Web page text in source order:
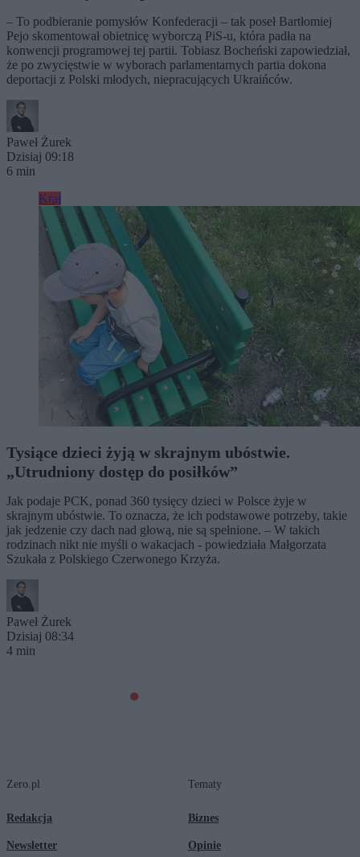
– To podbieranie pomysłów Konfederacji – tak poseł Bartłomiej
Pejo skomentował obietnicę wyborczą PiS-u, która padła na
konwencji programowej tej partii. Tobiasz Bocheński zapowiedział,
że po zwycięstwie w wyborach parlamentarnych partia dokona
deportacji z Polski młodych, niepracujących Ukraińców.
Paweł Żurek
Dzisiaj 09:18
6 min
Kraj
Tysiące dzieci żyją w skrajnym ubóstwie.
„Utrudniony dostęp do posiłków”
Jak podaje PCK, ponad 360 tysięcy dzieci w Polsce żyje w
skrajnym ubóstwie. To oznacza, że ich podstawowe potrzeby, takie
jak jedzenie czy dach nad głową, nie są spełnione. – W takich
rodzinach nikt nie myśli o wakacjach - powiedziała Małgorzata
Szukała z Polskiego Czerwonego Krzyża.
Paweł Żurek
Dzisiaj 08:34
4 min
Zero.pl
Redakcja
Newsletter
Tematy
Biznes
Opinie